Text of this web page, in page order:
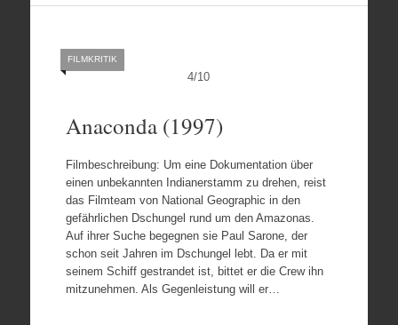
4/10
FILMKRITIK
Anaconda (1997)
Filmbeschreibung: Um eine Dokumentation über
einen unbekannten Indianerstamm zu drehen, reist
das Filmteam von National Geographic in den
gefährlichen Dschungel rund um den Amazonas.
Auf ihrer Suche begegnen sie Paul Sarone, der
schon seit Jahren im Dschungel lebt. Da er mit
seinem Schiff gestrandet ist, bittet er die Crew ihn
mitzunehmen. Als Gegenleistung will er…